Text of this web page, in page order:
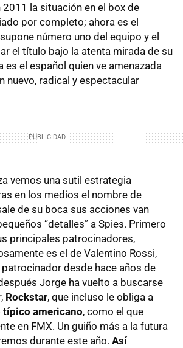
2011 la situación en el box de
por completo; ahora es el
número uno del equipo y el
el título bajo la atenta mirada de su
es el español quien ve amenazada
nuevo, radical y espectacular
vemos una sutil estrategia
en los medios el nombre de
de su boca sus acciones van
“detalles” a Spies. Primero
principales patrocinadores,
es el de Valentino Rossi,
patrocinador desde hace años de
Jorge ha vuelto a buscarse
Rockstar, que incluso le obliga a
americano, como el que
en FMX. Un guiño más a la futura
durante este año. Así